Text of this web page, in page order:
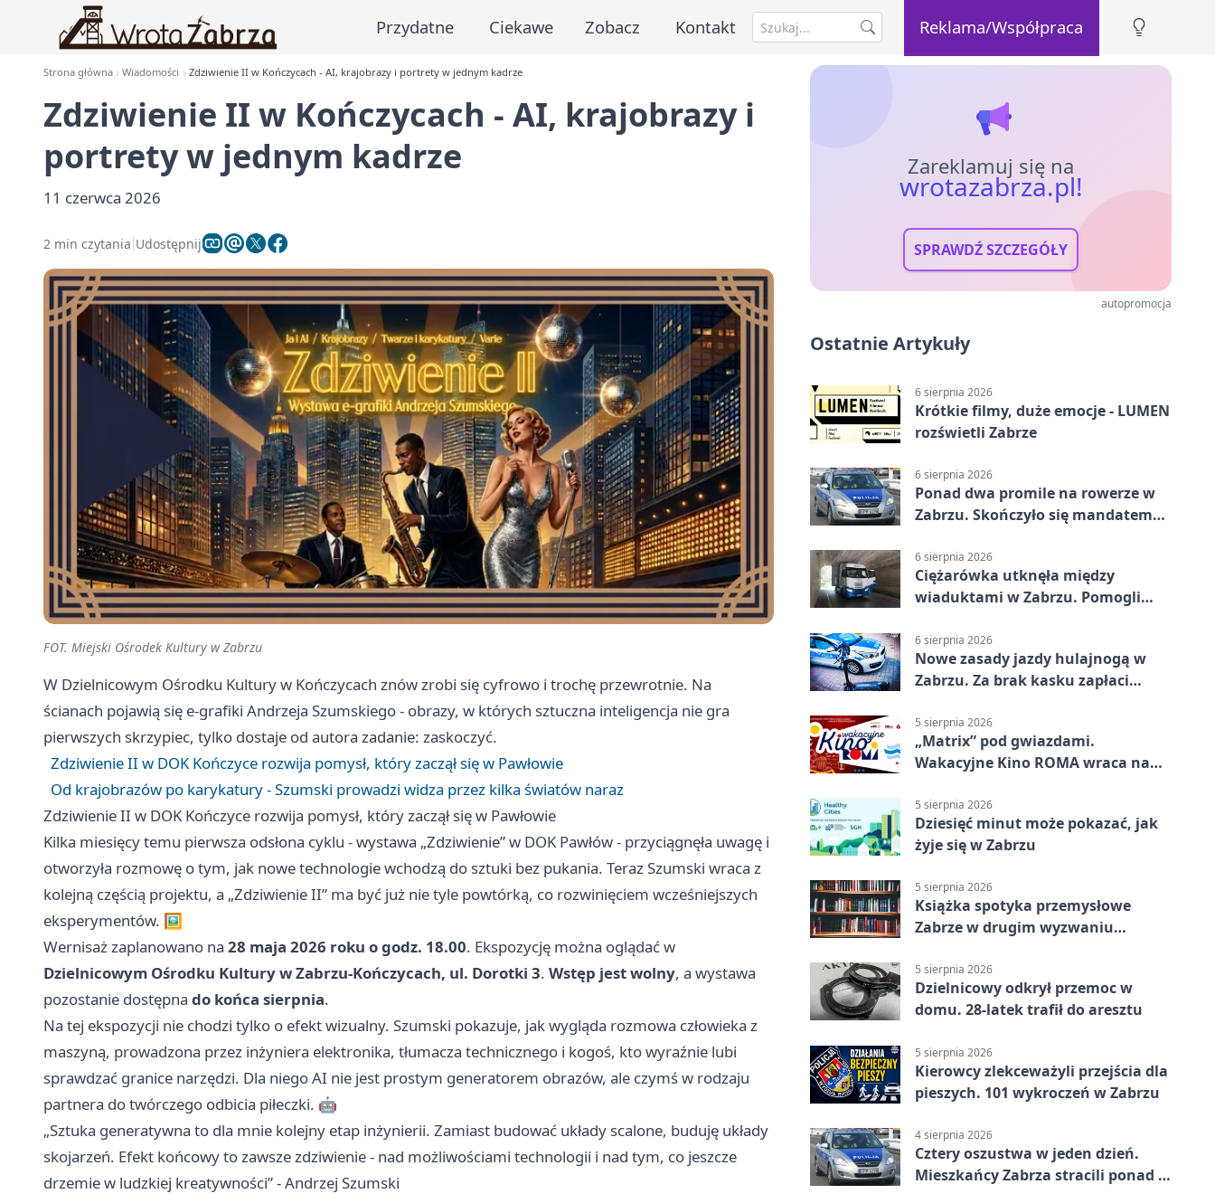
Przydatne Ciekawe Zobacz Kontakt Reklama/Współpraca
Strona główna Wiadomości Zdziwienie II w Kończycach - AI, krajobrazy i portrety w jednym kadrze
Zdziwienie II w Kończycach - AI, krajobrazy i
portrety w jednym kadrze
11 czerwca 2026
2 min czytania Udostępnij
FOT. Miejski Ośrodek Kultury w Zabrzu
W Dzielnicowym Ośrodku Kultury w Kończycach znów zrobi się cyfrowo i trochę przewrotnie. Na
ścianach pojawią się e-grafiki Andrzeja Szumskiego - obrazy, w których sztuczna inteligencja nie gra
pierwszych skrzypiec, tylko dostaje od autora zadanie: zaskoczyć.
Zdziwienie II w DOK Kończyce rozwija pomysł, który zaczął się w Pawłowie
Od krajobrazów po karykatury - Szumski prowadzi widza przez kilka światów naraz
Zdziwienie II w DOK Kończyce rozwija pomysł, który zaczął się w Pawłowie
Kilka miesięcy temu pierwsza odsłona cyklu - wystawa „Zdziwienie” w DOK Pawłów - przyciągnęła uwagę i
otworzyła rozmowę o tym, jak nowe technologie wchodzą do sztuki bez pukania. Teraz Szumski wraca z
kolejną częścią projektu, a „Zdziwienie II” ma być już nie tyle powtórką, co rozwinięciem wcześniejszych
eksperymentów. 🖼️
Wernisaż zaplanowano na 28 maja 2026 roku o godz. 18.00. Ekspozycję można oglądać w
Dzielnicowym Ośrodku Kultury w Zabrzu-Kończycach, ul. Dorotki 3. Wstęp jest wolny, a wystawa
pozostanie dostępna do końca sierpnia.
Na tej ekspozycji nie chodzi tylko o efekt wizualny. Szumski pokazuje, jak wygląda rozmowa człowieka z
maszyną, prowadzona przez inżyniera elektronika, tłumacza technicznego i kogoś, kto wyraźnie lubi
sprawdzać granice narzędzi. Dla niego AI nie jest prostym generatorem obrazów, ale czymś w rodzaju
partnera do twórczego odbicia piłeczki. 🤖
„Sztuka generatywna to dla mnie kolejny etap inżynierii. Zamiast budować układy scalone, buduję układy
skojarzeń. Efekt końcowy to zawsze zdziwienie - nad możliwościami technologii i nad tym, co jeszcze
drzemie w ludzkiej kreatywności” - Andrzej Szumski
Zareklamuj się na
wrotazabrza.pl!
SPRAWDŹ SZCZEGÓŁY
autopromocja
Ostatnie Artykuły
6 sierpnia 2026
Krótkie filmy, duże emocje - LUMEN
rozświetli Zabrze
6 sierpnia 2026
Ponad dwa promile na rowerze w
Zabrzu. Skończyło się mandatem
6 sierpnia 2026
Ciężarówka utknęła między
wiaduktami w Zabrzu. Pomogli
6 sierpnia 2026
Nowe zasady jazdy hulajnogą w
Zabrzu. Za brak kasku zapłaci
5 sierpnia 2026
„Matrix” pod gwiazdami.
Wakacyjne Kino ROMA wraca na
5 sierpnia 2026
Dziesięć minut może pokazać, jak
żyje się w Zabrzu
5 sierpnia 2026
Książka spotyka przemysłowe
Zabrze w drugim wyzwaniu
5 sierpnia 2026
Dzielnicowy odkrył przemoc w
domu. 28-latek trafił do aresztu
5 sierpnia 2026
Kierowcy zlekceważyli przejścia dla
pieszych. 101 wykroczeń w Zabrzu
4 sierpnia 2026
Cztery oszustwa w jeden dzień.
Mieszkańcy Zabrza stracili ponad 6